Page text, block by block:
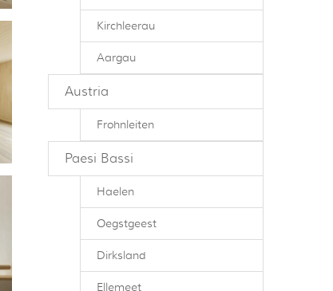
Kirchleerau
Aargau
Austria
Frohnleiten
Paesi Bassi
Haelen
Oegstgeest
Dirksland
Ellemeet